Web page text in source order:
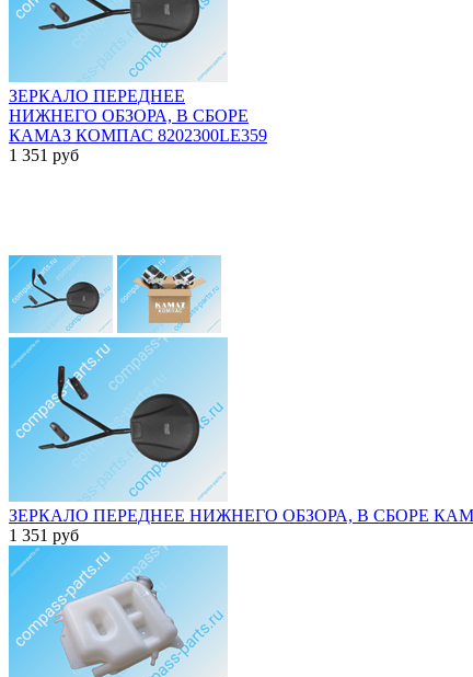
ЗЕРКАЛО ПЕРЕДНЕЕ
НИЖНЕГО ОБЗОРА, В СБОРЕ
КАМАЗ КОМПАС 8202300LE359
1 351 руб
ЗЕРКАЛО ПЕРЕДНЕЕ НИЖНЕГО ОБЗОРА, В СБОРЕ
1 351 руб